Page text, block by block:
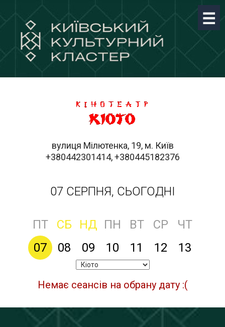
вулиця Мілютенка, 19, м. Київ
+380442301414, +380445182376
07 СЕРПНЯ, СЬОГОДНІ
ПТ СБ НД ПН ВТ СР
ЧТ
07
08 09 10 11 12 13
Немає сеансів на обрану дату :(